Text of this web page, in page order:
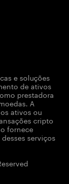
e soluções
de ativos
prestadora
A
ativos ou
cripto
fornece
serviços